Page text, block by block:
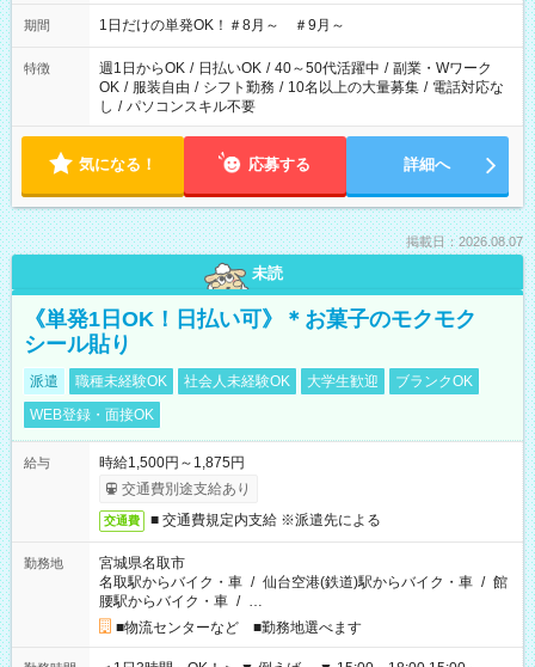
▼18:00～21:00
期間 1日だけの単発OK！＃8月～ ＃9月～
特徴 週1日からOK / 日払いOK / 40～50代活躍中 / 副業・Wワーク
OK / 服装自由 / シフト勤務 / 10名以上の大量募集 / 電話対応な
し / パソコンスキル不要
気になる！ 応募する 詳細へ
掲載日：2026.08.07
未読
《単発1日OK！日払い可》＊お菓子のモクモク
シール貼り
派遣 職種未経験OK 社会人未経験OK 大学生歓迎
ブランクOK
WEB登録・面接OK
給与
時給1,500円～1,875円
交通費別途支給あり
交通費 ■ 交通費規定内支給 ※派遣先による
勤務地
宮城県名取市
名取駅からバイク・車 / 仙台空港(鉄道)駅からバイク・車 / 館
腰駅からバイク・車 / …
■物流センターなど ■勤務地選べます